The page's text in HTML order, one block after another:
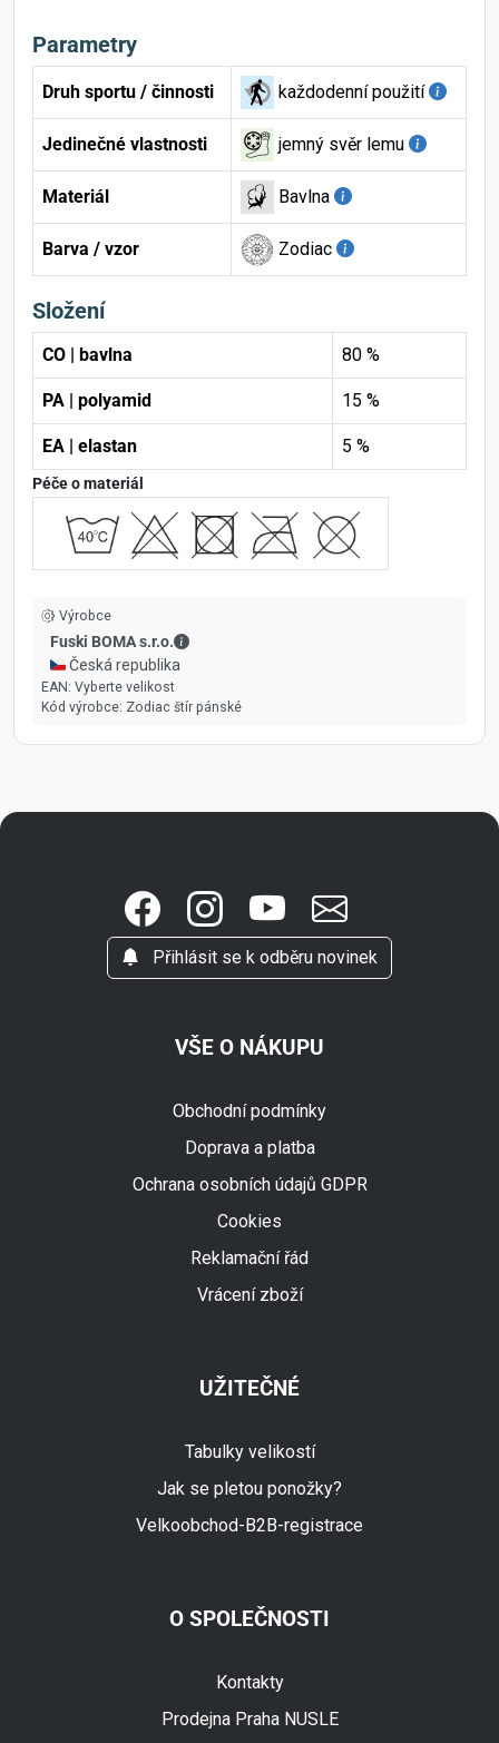
Parametry
Druh sportu / činnosti každodenní použití
Jedinečné vlastnosti jemný svěr lemu
Materiál Bavlna
Barva / vzor Zodiac
Složení
CO | bavlna 80 %
PA | polyamid 15 %
EA | elastan 5 %
Péče o materiál
Výrobce
Fuski BOMA s.r.o.
Fuski BOMA s.r.o. - Kontaktní údaje
🇨🇿 Česká republika
EAN: Vyberte velikost
Kód výrobce: Zodiac štír pánské
Přihlásit se k odběru novinek
VŠE O NÁKUPU
Obchodní podmínky
Doprava a platba
Ochrana osobních údajů GDPR
Cookies
Reklamační řád
Vrácení zboží
UŽITEČNÉ
Tabulky velikostí
Jak se pletou ponožky?
Velkoobchod-B2B-registrace
O SPOLEČNOSTI
Kontakty
Prodejna Praha NUSLE